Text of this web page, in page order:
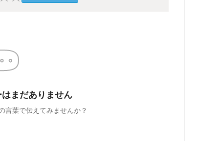
まだありません
言葉で伝えてみませんか？